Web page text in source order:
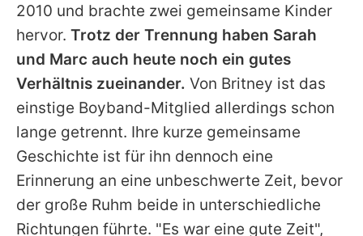
2010 und brachte zwei gemeinsame Kinder
hervor. Trotz der Trennung haben Sarah
und Marc auch heute noch ein gutes
Verhältnis zueinander. Von Britney ist das
einstige Boyband-Mitglied allerdings schon
lange getrennt. Ihre kurze gemeinsame
Geschichte ist für ihn dennoch eine
Erinnerung an eine unbeschwerte Zeit, bevor
der große Ruhm beide in unterschiedliche
Richtungen führte. "Es war eine gute Zeit",